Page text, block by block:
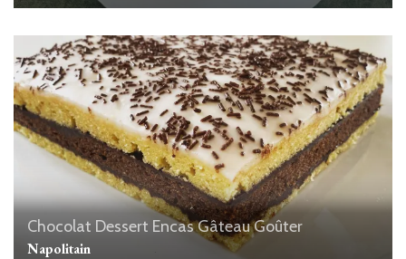
Chocolat Dessert EncasGâteauGoûter
Napolitain